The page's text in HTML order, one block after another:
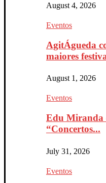
August 4, 2026
Eventos
AgitÁgueda
maiores
August 1, 2026
Eventos
Edu Miranda
“Concertos...
July 31, 2026
Eventos